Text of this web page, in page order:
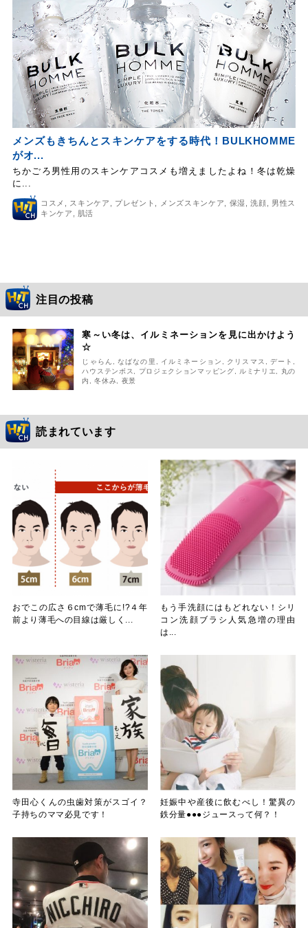
メンズもきちんとスキンケアをする時代！BULKHOMME
がオ...
ちかごろ男性用のスキンケアコスメも増えましたよね！冬は乾燥
に...
コスメ スキンケア プレゼント メンズスキンケア 保湿 ,洗顔
男性ス
キンケア
肌活
注目の投稿
寒～い冬は、イルミネーションを見に出かけよう
☆
じゃらん ,なばなの里 イルミネーション クリスマス デート
ハウステンボス
プロジェクションマッピング ルミナリエ
丸の
内
,冬休み 夜景
読まれています
おでこの広さ６cmで薄毛に!?４年
前より薄毛への目線は厳しく...
もう手洗顔にはもどれない！シリ
コン洗顔ブラシ人気急増の理由
は...
寺田心くんの虫歯対策がスゴイ？
子持ちのママ必見です！
妊娠中や産後に飲むべし！驚異の
鉄分量●●●ジュースって何？！